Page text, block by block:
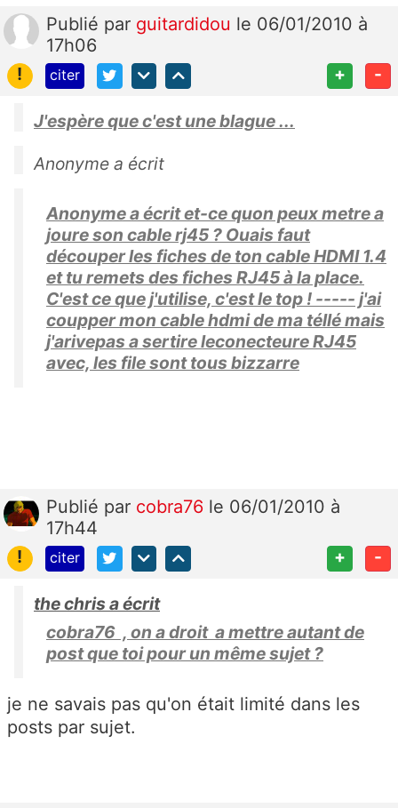
Publié par guitardidou le 06/01/2010 à
17h06
!
citer + -
J'espère que c'est une blague ...
Anonyme a écrit
Anonyme a écrit et-ce quon peux metre a
joure son cable rj45 ? Ouais faut
découper les fiches de ton cable HDMI 1.4
et tu remets des fiches RJ45 à la place.
C'est ce que j'utilise, c'est le top ! ----- j'ai
coupper mon cable hdmi de ma téllé mais
j'arivepas a sertire leconecteure RJ45
avec, les file sont tous bizzarre
Publié par cobra76 le 06/01/2010 à
17h44
!
citer + -
the chris a écrit
cobra76 , on a droit a mettre autant de
post que toi pour un même sujet ?
je ne savais pas qu'on était limité dans les
posts par sujet.